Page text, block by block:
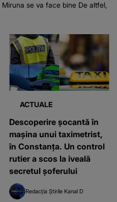
se va face bine De altfel,
ACTUALE
Descoperire șocantă în
mașina unui taximetrist,
în Constanța. Un control
rutier a scos la iveală
secretul șoferului
Redacția Știrile Kanal D